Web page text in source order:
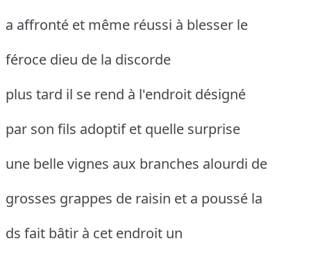
a affronté et même réussi à blesser le
féroce dieu de la discorde
plus tard il se rend à l'endroit désigné
par son fils adoptif et quelle surprise
une belle vignes aux branches alourdi de
grosses grappes de raisin et a poussé la
ds fait bâtir à cet endroit un